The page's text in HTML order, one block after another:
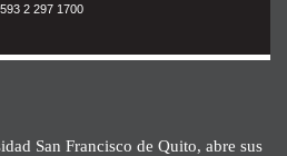
2 297 1700
San Francisco de Quito, abre sus